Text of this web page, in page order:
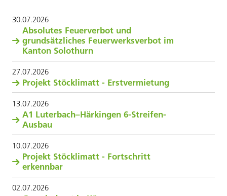
30.07.2026
Absolutes Feuerverbot und
grundsätzliches Feuerwerksverbot im
Kanton Solothurn
27.07.2026
Projekt Stöcklimatt - Erstvermietung
13.07.2026
A1 Luterbach–Härkingen 6-Streifen-
Ausbau
10.07.2026
Projekt Stöcklimatt - Fortschritt
erkennbar
02.07.2026